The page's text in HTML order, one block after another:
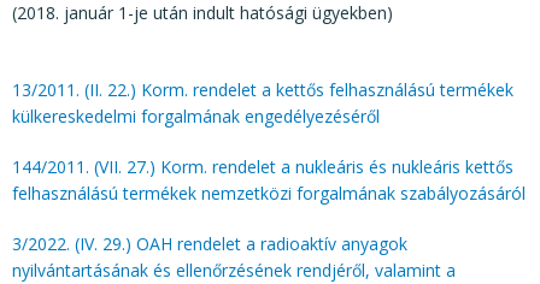
(2018. január 1-je után indult hatósági ügyekben)
13/2011. (II. 22.) Korm. rendelet a kettős felhasználású termékek
külkereskedelmi forgalmának engedélyezéséről
144/2011. (VII. 27.) Korm. rendelet a nukleáris és nukleáris kettős
felhasználású termékek nemzetközi forgalmának szabályozásáról
3/2022. (IV. 29.) OAH rendelet a radioaktív anyagok
nyilvántartásának és ellenőrzésének rendjéről, valamint a